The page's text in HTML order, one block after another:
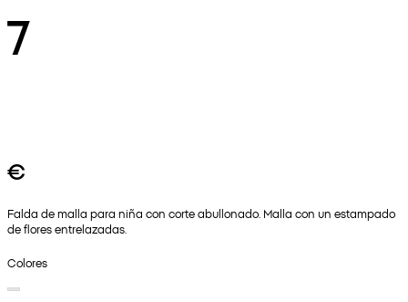
7
€
Falda de malla para niña con corte abullonado. Malla con un estampado
de flores entrelazadas.
Colores